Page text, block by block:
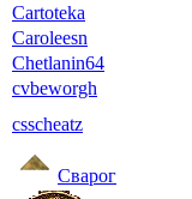
Cartoteka
Caroleesn
Chetlanin64
cvbeworgh
csscheatz
Сварог